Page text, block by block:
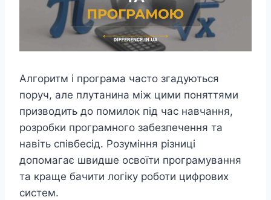
Алгоритм і програма часто згадуються
поруч, але плутанина між цими поняттями
призводить до помилок під час навчання,
розробки програмного забезпечення та
навіть співбесід. Розуміння різниці
допомагає швидше освоїти програмування
та краще бачити логіку роботи цифрових
систем.